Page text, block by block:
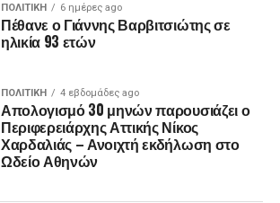
ΠΟΛΙΤΙΚΉ 6 ημέρες ago
Πέθανε ο Γιάννης Βαρβιτσιώτης σε
ηλικία 93 ετών
ΠΟΛΙΤΙΚΉ 4 εβδομάδες ago
Απολογισμό 30 μηνών παρουσιάζει ο
Περιφερειάρχης Αττικής Νίκος
Χαρδαλιάς – Ανοιχτή εκδήλωση στο
Ωδείο Αθηνών